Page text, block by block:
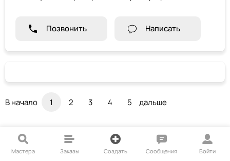
Позвонить Написать
В начало 1 2 3 4 5 дальше
Мастера Заказы Создать Сообщения Войти